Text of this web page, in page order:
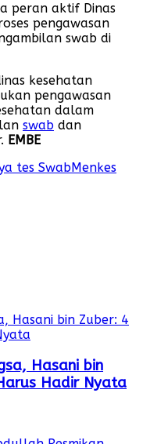
peran aktif Dinas
pengawasan
swab di
kesehatan
pengawasan
dalam
swab dan
EMBE
tes SwabMenkes
Hasani bin
Hadir Nyata